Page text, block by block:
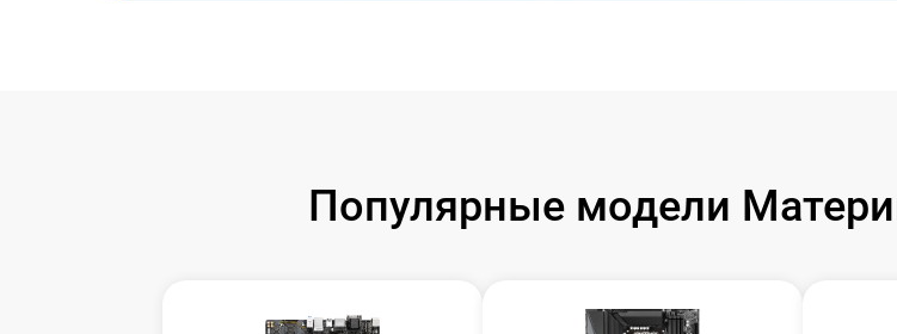
Популярные модели